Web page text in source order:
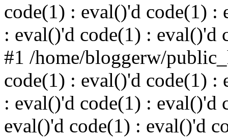
code(1) : eval()'d code(1) :
: eval()'d code(1) : eval()'d
#1 /home/bloggerw/
code(1) : eval()'d code(1) :
: eval()'d code(1) : eval()'d
eval()'d code(1) : eval()'d